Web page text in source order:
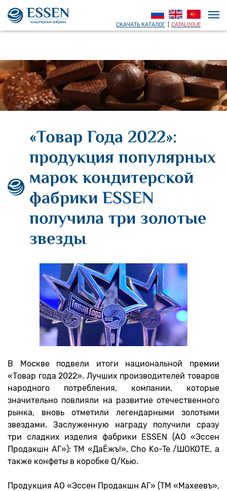
СКАЧАТЬ КАТАЛОГ CATALOGUE
«Товар Года 2022»:
продукция популярных
марок кондитерской
фабрики ESSEN
получила три золотые
звезды
В Москве подвели итоги национальной премии
«Товар года 2022». Лучших производителей товаров
народного потребления, компании, которые
значительно повлияли на развитие отечественного
рынка, вновь отметили легендарными золотыми
звездами. Заслуженную награду получили сразу
три сладких изделия фабрики ESSEN (АО «Эссен
Продакшн АГ»): ТМ «ДаЁжъ!», Cho Ko-Te /ШОКОТЕ, а
также конфеты в коробке Q/Кью.
Продукция АО «Эссен Продакшн АГ» (ТМ «Махеевъ»,